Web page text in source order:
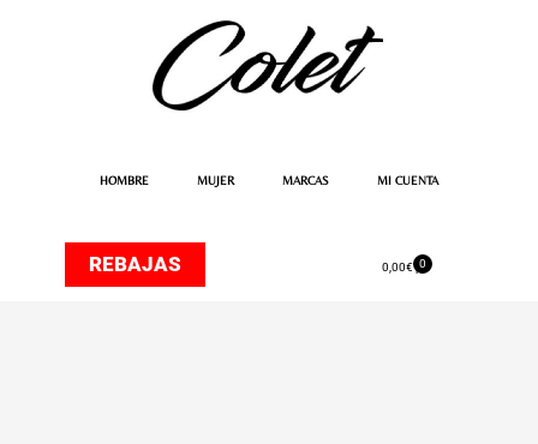
HOMBRE MUJER MARCAS MI CUENTA
REBAJAS 0,00€ 0
Carrito